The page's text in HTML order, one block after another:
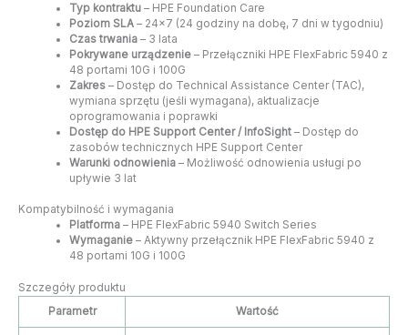
Typ kontraktu– HPE Foundation Care
Poziom SLA– 24×7 (24 godziny na dobę, 7 dni w tygodniu)
Czas trwania– 3 lata
Pokrywane urządzenie– Przełączniki HPE FlexFabric 5940 z
48 portami 10G i 100G
Zakres– Dostęp do Technical Assistance Center (TAC),
wymiana sprzętu (jeśli wymagana), aktualizacje
oprogramowania i poprawki
Dostęp do HPE Support Center / InfoSight– Dostęp do
zasobów technicznych HPE Support Center
Warunki odnowienia– Możliwość odnowienia usługi po
upływie 3 lat
Kompatybilność i wymagania
Platforma– HPE FlexFabric 5940 Switch Series
Wymaganie– Aktywny przełącznik HPE FlexFabric 5940 z
48 portami 10G i 100G
Szczegóły produktu
Parametr
Wartość